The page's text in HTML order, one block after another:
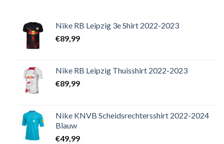
Nike RB Leipzig 3e Shirt 2022-2023
€89,99
Nike RB Leipzig Thuisshirt 2022-2023
€89,99
Nike KNVB Scheidsrechtersshirt 2022-2024
Blauw
€49,99